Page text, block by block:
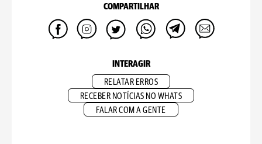
COMPARTILHAR
INTERAGIR
RELATAR ERROS
RECEBER NOTÍCIAS NO WHATS
FALAR COM A GENTE